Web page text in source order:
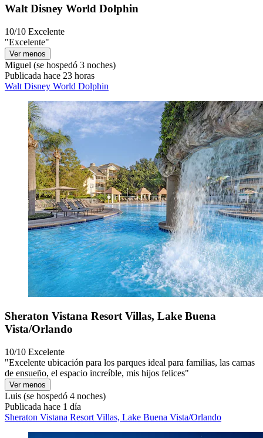
Walt Disney World Dolphin
10/10 Excelente
"Excelente"
Ver menos
Miguel (se hospedó 3 noches)
Publicada hace 23 horas
Walt Disney World Dolphin
Sheraton Vistana Resort Villas, Lake Buena
Vista/Orlando
10/10 Excelente
"Excelente ubicación para los parques ideal para familias, las camas
de ensueño, el espacio increíble, mis hijos felices"
Ver menos
Luis (se hospedó 4 noches)
Publicada hace 1 día
Sheraton Vistana Resort Villas, Lake Buena Vista/Orlando